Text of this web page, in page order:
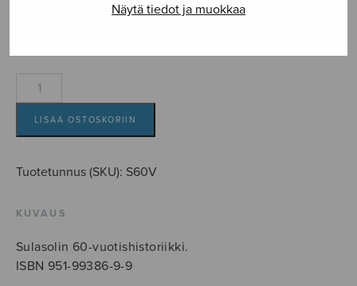
Näytä tiedot ja muokkaa
Sulasol
60
vuotta
määrä
LISÄÄ OSTOSKORIIN
Tuotetunnus (SKU): S60V
KUVAUS
Sulasolin 60-vuotishistoriikki.
ISBN 951-99386-9-9